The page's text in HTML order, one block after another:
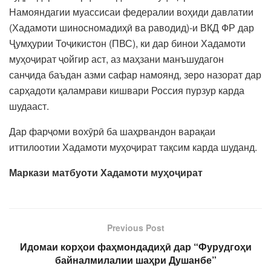
Намояндагии муассисаи федералии воҳиди давлатии
(Хадамоти шиносномадиҳӣ ва раводид)-и ВКД ФР дар
Ҷумҳурии Тоҷикистон (ПВС), ки дар бинои Хадамоти
муҳоҷират ҷойгир аст, аз маҳзани манъшудагон
санҷида баъдан азми сафар намоянд, зеро назорат дар
сарҳадоти қаламрави кишвари Россия пурзур карда
шудааст.
Дар фарҷоми вохӯрӣ ба шаҳрвандон варақаи
иттилоотии Хадамоти муҳоҷират тақсим карда шуданд.
Маркази матбуоти Хадамоти муҳоҷират
Previous Post
Идомаи корҳои фаҳмондадиҳӣ дар “Фурудгоҳи
байналмилалии шаҳри Душанбе”